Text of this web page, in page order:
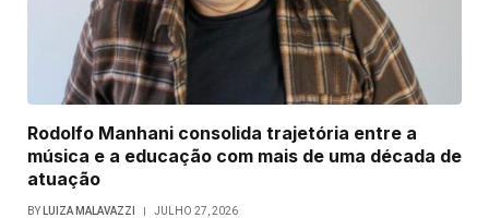
Rodolfo Manhani consolida trajetória entre a
música e a educação com mais de uma década de
atuação
BY LUIZA MALAVAZZI JULHO 27, 2026